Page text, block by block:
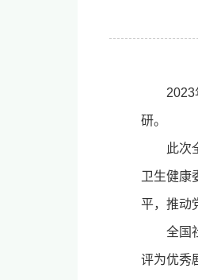
2023
研。
此次
卫生健康
平，推动
全国
评为优秀